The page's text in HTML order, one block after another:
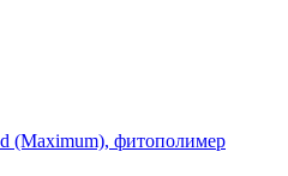
(Maximum), фитополимер